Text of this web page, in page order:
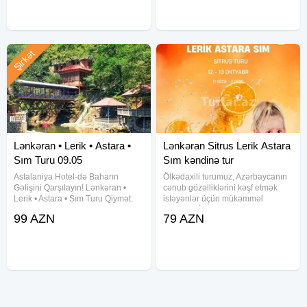
Lənkəran • Lerik • Astara •
Sım Turu 09.05
Astalaniya Hotel-də Baharın
Gəlişini Qarşılayın! Lənkəran •
Lerik • Astara • Sım Turu Qiymət:
iyun TURA DAXİLDİR: ➠ VIP
Şirkət
99 AZN
Lənkəran Sitrus Lerik Astara
Sım kəndinə tur
Ölkədaxili turumuz, Azərbaycanın
cənub gözəlliklərini kəşf etmək
istəyənlər üçün mükəmməl
edən bu tur həm mədəniyyət, həm
79 AZN